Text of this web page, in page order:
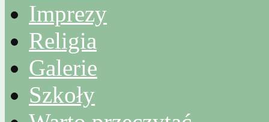
Imprezy
Religia
Galerie
Szkoły